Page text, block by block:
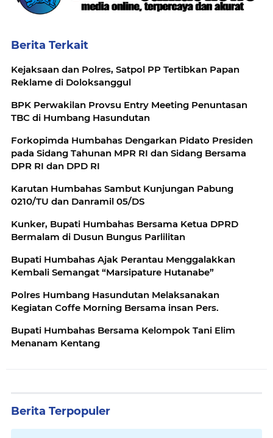
Berita Terkait
Kejaksaan dan Polres, Satpol PP Tertibkan Papan
Reklame di Doloksanggul
BPK Perwakilan Provsu Entry Meeting Penuntasan
TBC di Humbang Hasundutan
Forkopimda Humbahas Dengarkan Pidato Presiden
pada Sidang Tahunan MPR RI dan Sidang Bersama
DPR RI dan DPD RI
Karutan Humbahas Sambut Kunjungan Pabung
0210/TU dan Danramil 05/DS
Kunker, Bupati Humbahas Bersama Ketua DPRD
Bermalam di Dusun Bungus Parlilitan
Bupati Humbahas Ajak Perantau Menggalakkan
Kembali Semangat “Marsipature Hutanabe”
Polres Humbang Hasundutan Melaksanakan
Kegiatan Coffe Morning Bersama insan Pers.
Bupati Humbahas Bersama Kelompok Tani Elim
Menanam Kentang
Berita Terpopuler